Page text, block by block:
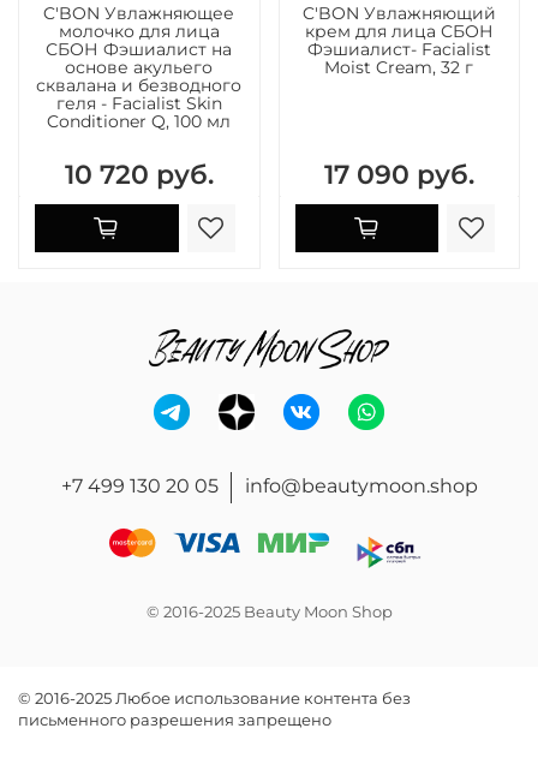
C'BON Увлажняющее
молочко для лица
СБОН Фэшиалист на
основе акульего
сквалана и безводного
геля - Facialist Skin
Conditioner Q, 100 мл
10 720 руб.
C'BON Увлажняющий
крем для лица СБОН
Фэшиалист- Facialist
Moist Cream, 32 г
17 090 руб.
+7 499 130 20 05 info@beautymoon.shop
© 2016-2025 Beauty Moon Shop
© 2016-2025 Любое использование контента без
письменного разрешения запрещено